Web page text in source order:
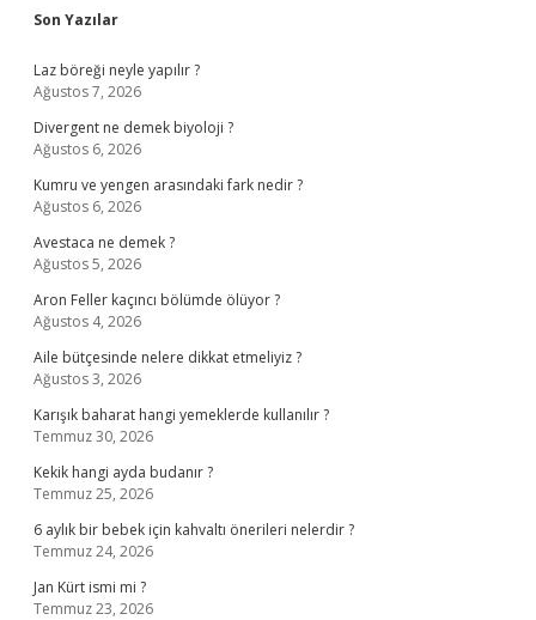
Sidebar
Son Yazılar
Laz böreği neyle yapılır ?
Ağustos 7, 2026
Divergent ne demek biyoloji ?
Ağustos 6, 2026
Kumru ve yengen arasındaki fark nedir ?
Ağustos 6, 2026
Avestaca ne demek ?
Ağustos 5, 2026
Aron Feller kaçıncı bölümde ölüyor ?
Ağustos 4, 2026
Aile bütçesinde nelere dikkat etmeliyiz ?
Ağustos 3, 2026
Karışık baharat hangi yemeklerde kullanılır ?
Temmuz 30, 2026
Kekik hangi ayda budanır ?
Temmuz 25, 2026
6 aylık bir bebek için kahvaltı önerileri nelerdir ?
Temmuz 24, 2026
Jan Kürt ismi mi ?
Temmuz 23, 2026